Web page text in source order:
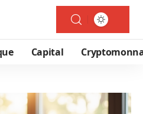
Capital